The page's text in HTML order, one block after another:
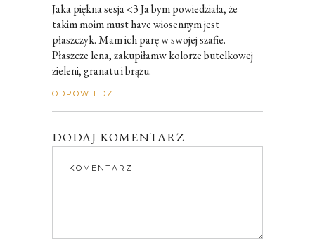
Jaka piękna sesja <3 Ja bym powiedziała, że
takim moim must have wiosennym jest
płaszczyk. Mam ich parę w swojej szafie.
Płaszcze lena, zakupiłamw kolorze butelkowej
zieleni, granatu i brązu.
ODPOWIEDZ
DODAJ KOMENTARZ